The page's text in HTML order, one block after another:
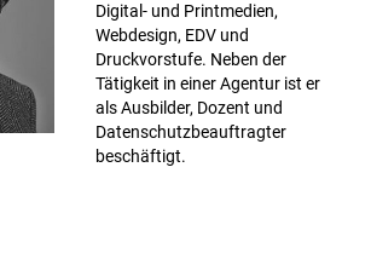
Digital- und Printmedien,
Webdesign, EDV und
Druckvorstufe. Neben der
Tätigkeit in einer Agentur ist er
als Ausbilder, Dozent und
Datenschutzbeauftragter
beschäftigt.